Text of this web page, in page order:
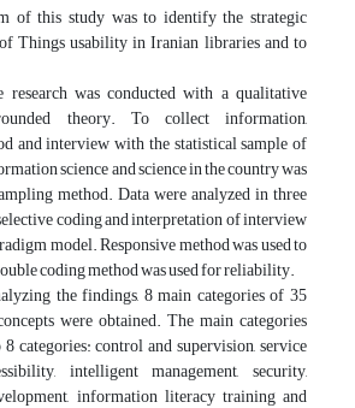
of this study was to identify the strategic
Things usability in Iranian libraries and to
research was conducted with a qualitative
theory. To collect information,
and interview with the statistical sample of
science and science in the country was
method. Data were analyzed in three
coding and interpretation of interview
model. Responsive method was used to
coding method was used for reliability.
the findings, 8 main categories of 35
were obtained. The main categories
categories: control and supervision, service
intelligent management, security,
information literacy training and